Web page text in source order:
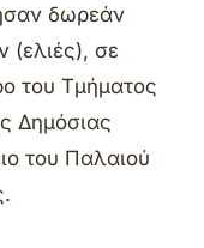
δωρεάν
(ελιές), σε
του Τμήματος
Δημόσιας
του Παλαιού